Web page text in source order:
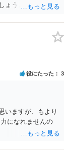
ょう。
役にたった 3
いますが、もより
になれませんの